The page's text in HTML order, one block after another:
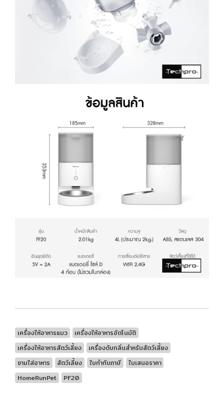
เครื่องให้อาหารแมว
เครื่องให้อาหารอัตโนมัติ
เครื่องให้อาหารสัตว์เลี้ยง
เครื่องดับกลิ่นสำหรับสัตว์เลี้ยง
ชามใส่อาหาร
สัตว์เลี้ยง ใบกำกับภาษี
ใบเสนอราคา
HomeRunPet
PF20